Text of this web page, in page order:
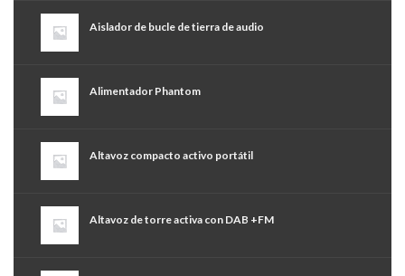
Aislador de bucle de tierra de audio
Alimentador Phantom
Altavoz compacto activo portátil
Altavoz de torre activa con DAB +FM